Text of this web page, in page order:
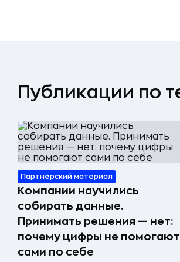
Публикации по
Партнёрский материал
Компании научились
собирать данные.
Принимать решения — нет:
почему цифры не помогают
сами по себе